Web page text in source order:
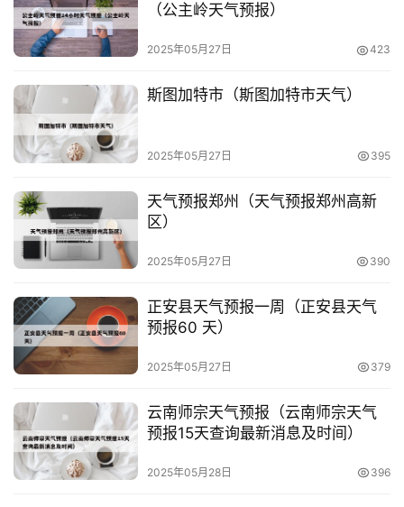
（公主岭天气预报）
2025年05月27日 423
斯图加特市（斯图加特市天气）
2025年05月27日 395
天气预报郑州（天气预报郑州高新
区）
2025年05月27日 390
正安县天气预报一周（正安县天气
预报60 天）
2025年05月27日 379
云南师宗天气预报（云南师宗天气
预报15天查询最新消息及时间）
2025年05月28日 396